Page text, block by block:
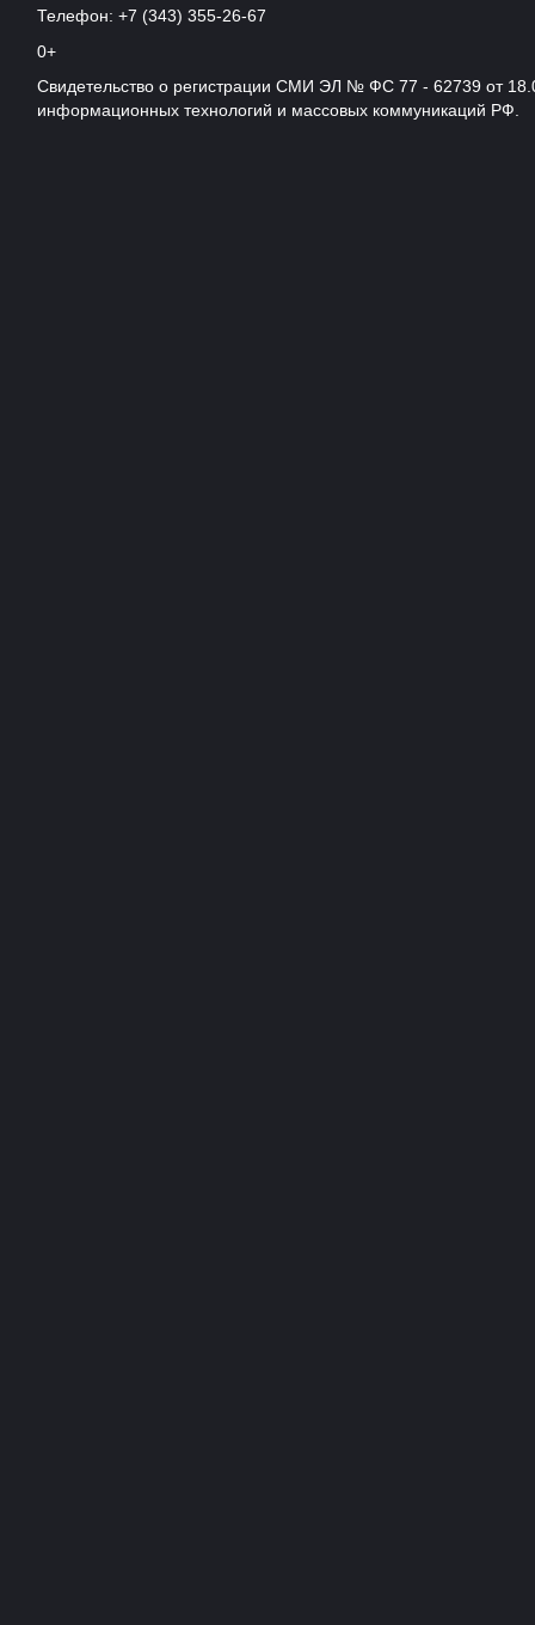
Телефон: +7 (343) 355-26-67
0+
Свидетельство о регистрации СМИ ЭЛ № ФС 77 - 62739 от
информационных технологий и массовых коммуникаций РФ.